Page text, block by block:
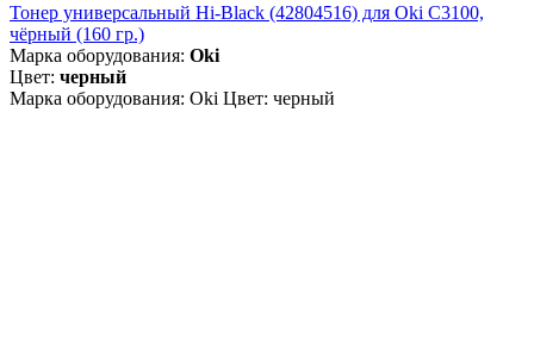
Тонер универсальный Hi-Black (42804516) для Oki С3100,
чёрный (160 гр.)
Марка оборудования: Oki
Цвет: черный
Марка оборудования: Oki Цвет: черный